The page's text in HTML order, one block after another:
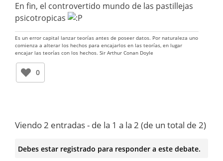
En fin, el controvertido mundo de las pastillejas
psicotropicas
Es un error capital lanzar teorías antes de poseer datos. Por naturaleza uno
comienza a alterar los hechos para encajarlos en las teorías, en lugar
encajar las teorías con los hechos. Sir Arthur Conan Doyle
0
Viendo 2 entradas - de la 1 a la 2 (de un total de 2)
Debes estar registrado para responder a este debate.